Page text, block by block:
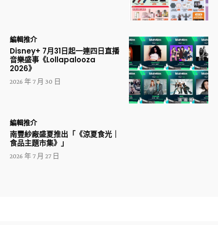
編輯推介
Disney+ 7月31日起一連四日直播
音樂盛事《Lollapalooza
2026》
2026 年 7 月 30 日
編輯推介
南豐紗廠盛夏推出「《涼夏食光｜
食品主題市集》」
2026 年 7 月 27 日